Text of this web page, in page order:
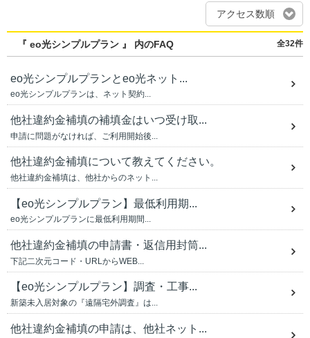
アクセス数順
『 eo光シンプルプラン 』 内のFAQ 全32件
eo光シンプルプランとeo光ネット...
eo光シンプルプランは、ネット契約...
他社違約金補填の補填金はいつ受け取...
申請に問題がなければ、ご利用開始後...
他社違約金補填について教えてください。
他社違約金補填は、他社からのネット...
【eo光シンプルプラン】最低利用期...
eo光シンプルプランに最低利用期間...
他社違約金補填の申請書・返信用封筒...
下記二次元コード・URLからWEB...
【eo光シンプルプラン】調査・工事...
新築未入居対象の『遠隔宅外調査』は...
他社違約金補填の申請は、他社ネット...